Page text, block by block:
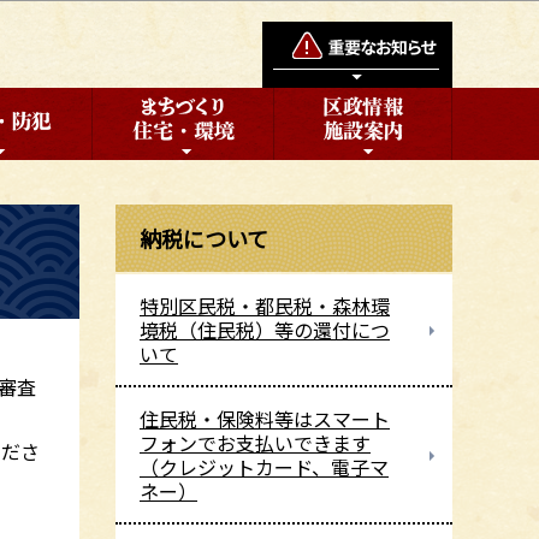
査
さ
納税について
特別区民税・都民税・森林環
境税（住民税）等の還付につ
いて
住民税・保険料等はスマート
フォンでお支払いできます
（クレジットカード、電子マ
ネー）